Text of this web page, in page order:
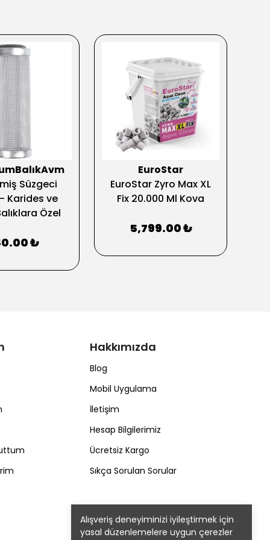
Alışveriş deneyiminizi iyileştirmek için
yasal düzenlemelere uygun çerezler
Süzgeci
Karides ve
Özel
₺
EuroStar
EuroStar Zyro Max XL
Fix 20.000 Ml Kova
5,799.00 ₺
Hakkımızda
Blog
Mobil Uygulama
İletişim
Hesap Bilgilerimiz
Ücretsiz Kargo
Sıkça Sorulan Sorular